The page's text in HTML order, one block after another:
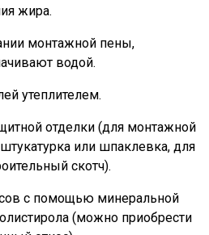
жира.
монтажной пены,
водой.
утеплителем.
отделки (для монтажной
или шпаклевка, для
скотч).
с помощью минеральной
(можно приобрести